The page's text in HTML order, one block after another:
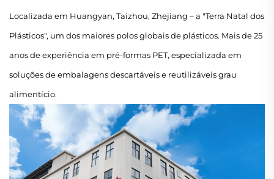
Localizada em Huangyan, Taizhou, Zhejiang – a "Terra Natal dos
Plásticos", um dos maiores polos globais de plásticos. Mais de 25
anos de experiência em pré-formas PET, especializada em
soluções de embalagens descartáveis e reutilizáveis grau
alimentício.